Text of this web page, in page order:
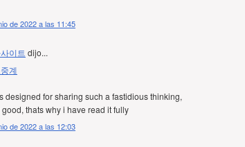
de 2022 a las 11:45
이트 dijo...
계
designed for sharing such a fastidious thinking,
good, thats why i have read it fully
de 2022 a las 12:03